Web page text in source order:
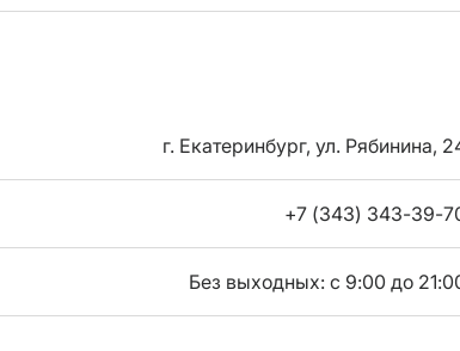
г. Екатеринбург, ул. Рябинина,
+7 (343) 343-39-
Без выходных: с 9:00 до